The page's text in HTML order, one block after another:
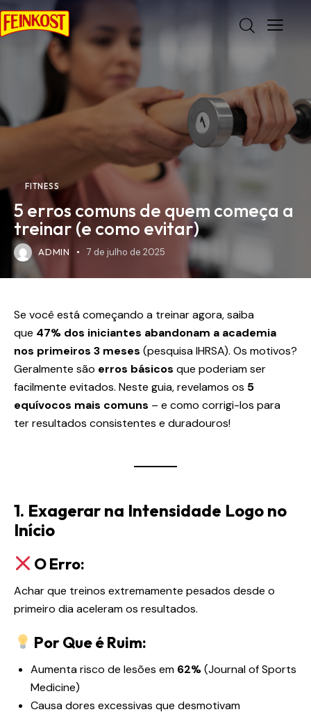
FITNESS
5 erros comuns de quem começa a
treinar (e como evitar)
ADMIN 7 de julho de 2025
Se você está começando a treinar agora, saiba
que 47% dos iniciantes abandonam a academia
nos primeiros 3 meses (pesquisa IHRSA). Os motivos?
Geralmente são erros básicos que poderiam ser
facilmente evitados. Neste guia, revelamos os 5
equívocos mais comuns – e como corrigi-los para
ter resultados consistentes e duradouros!
1. Exagerar na Intensidade Logo no
Início
O Erro:
Achar que treinos extremamente pesados desde o
primeiro dia aceleram os resultados.
Por Que é Ruim:
Aumenta risco de lesões em 62%(Journal of Sports
Medicine)
Causa dores excessivas que desmotivam